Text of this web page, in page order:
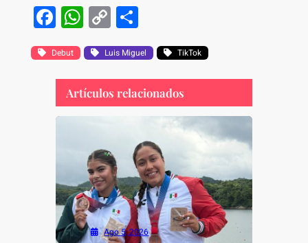
F
a
c
e
b
o
k
W
h
at
s
A
p
p
C
o
p
y
Li
n
k
S
h
ar
e
Debut Luis Miguel TikTok
Artículos relacionados
Ago 5, 2026